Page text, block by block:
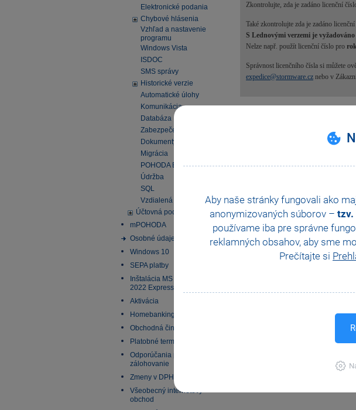
Aby naše stránky fungovali ako
anonymizovaných súborov – tzv.
používame iba pre správne
reklamných obsahov, aby sme
Prečítajte si
Elektronické podania
Chybové hlásenia
Vzhľad a nastavenie
programu
Windows Vista
ISDOC
SMS správy
Historické verzie
Automatické úlohy
Komunikácia
Databáza
Zabezpečenie
Dokumenty
Migrácia
POHODA EDU
Údržba
SQL
Vzdialená plocha
Účtovná podpora
mPOHODA
Osobné údaje
Windows 10
SEPA platby
Inštalácia MS SQL Server
2022 Express
Aktivácia
Homebanking
Obchodná činnosť
Platobné terminály
Odporúčania pre
zálohovanie
Zmeny v DPH od 1.1.2025
Všeobecný internetový
obchod
Zkontrolujte, zda je zadáno licenční
Také zkontrolujte zda je zadáno
S Lednovými verzemi je
Nelze např. použít licenční číslo pro
Správnost licenčního čísla si můžete
expedice@stormware.cz nebo v